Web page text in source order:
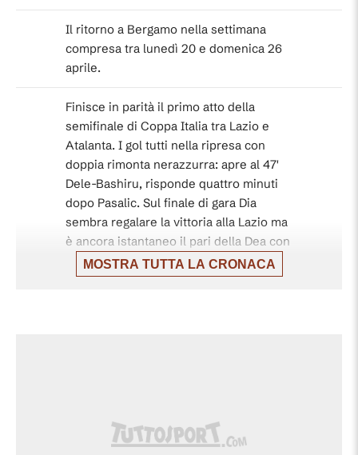
Il ritorno a Bergamo nella settimana
compresa tra lunedì 20 e domenica 26
aprile.
Finisce in parità il primo atto della
semifinale di Coppa Italia tra Lazio e
Atalanta. I gol tutti nella ripresa con
doppia rimonta nerazzurra: apre al 47'
Dele-Bashiru, risponde quattro minuti
dopo Pasalic. Sul finale di gara Dia
sembra regalare la vittoria alla Lazio ma
è ancora istantaneo il pari della Dea con
Musah.
Cinque minuti di recupero.
MOSTRA TUTTA LA CRONACA